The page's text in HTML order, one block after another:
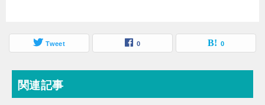
Tweet 0 0
関連記事